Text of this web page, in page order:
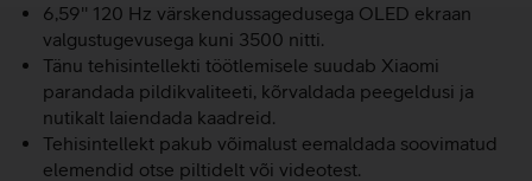
6,59'' 120 Hz värskendussagedusega OLED ekraan
valgustugevusega kuni 3500 nitti.
Tänu tehisintellekti töötlemisele suudab Xiaomi
parandada pildikvaliteeti, kõrvaldada peegeldusi ja
nutikalt laiendada kaadreid.
Tehisintellekt pakub võimalust eemaldada soovimatud
elemendid otse piltidelt või videotest.